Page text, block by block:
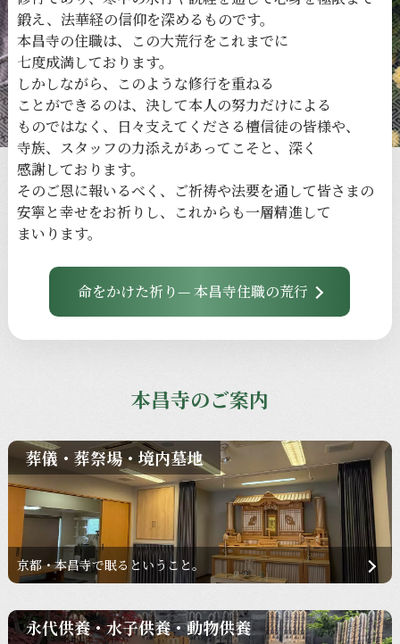
鍛え、 法華経の信仰を深める ものです。
本昌寺の住職は、 この大荒行をこれまでに
七度成満しております。
しかしながら、
このような修行を重ねる
ことができるのは、 決して本人の努力だけによる
ものではなく、
日々支えてくださる檀信徒の皆様や、
寺族、 スタッフの力添えがあってこそと、 深く
感謝しております。
そのご恩に報いるべく、 ご祈祷や法要を通して皆さまの
安寧と幸せをお祈りし、 これからも一層精進して
まいります。
命をかけた祈り— 本昌寺住職の荒行
本昌寺のご案内
葬儀・葬祭場・境内墓地
京都・本昌寺で眠るということ。
永代供養・水子供養・動物供養